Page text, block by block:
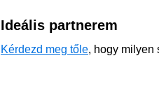
Ideális partnerem
Kérdezd meg tőle, hogy milyen